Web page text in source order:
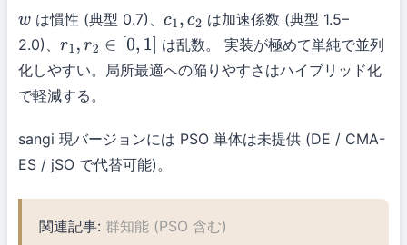
w は慣性 (典型 0.7)、c1,c2 は加速係数 (典型 1.5–
2.0)、 r1,r 2∈ [0 1]
は乱数。 実装が極めて単純で並列
化しやすい。局所最適への陥りやすさはハイブリッド化
で軽減する。
sangi 現バージョンには PSO 単体は未提供 (DE / CMA-
ES / jSO で代替可能)。
関連記事: 群知能 (PSO 含む)